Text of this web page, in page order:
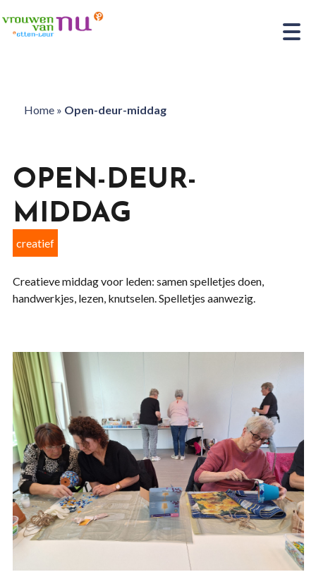
Home» Open-deur-middag
OPEN-DEUR-
MIDDAG
creatief
Creatieve middag voor leden: samen spelletjes doen,
handwerkjes, lezen, knutselen. Spelletjes aanwezig.